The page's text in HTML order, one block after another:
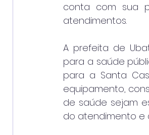
conta com sua
atendimentos.
A prefeita de
para a saúde
para a Santa
equipamento,
de saúde sejam
do atendimento e